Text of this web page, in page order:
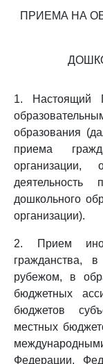
ПРИЕМА НА
1. Настоящий
образования
приема
организации,
деятельность
дошкольного
организации).
2. Прием
гражданства,
рубежом, в
бюджетных
бюджетов
местных
Федерации,